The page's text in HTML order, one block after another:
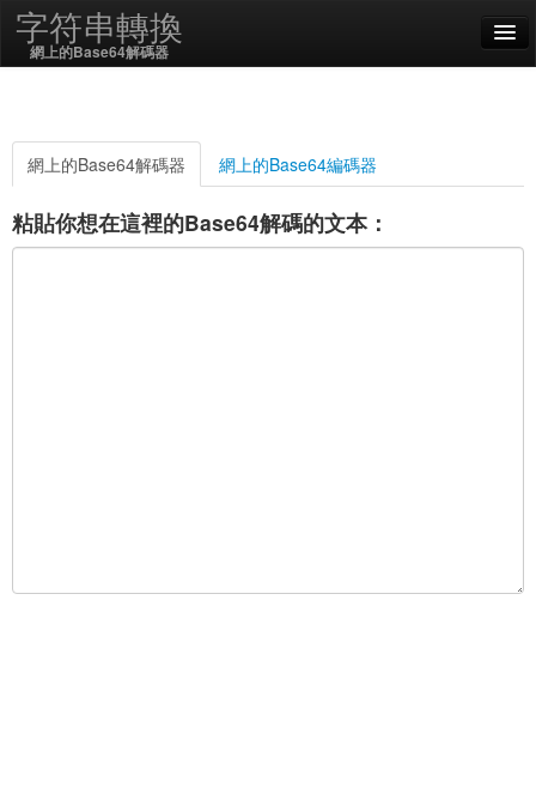
字符串轉換
網上的Base64解碼器
中文 (繁體)
SSL On
網上的Base64解碼器 網上的Base64編碼器
粘貼你想在這裡的Base64解碼的文本：